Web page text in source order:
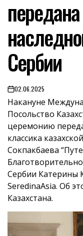
Сербии
on02.06.2025
Накануне
Посольство
церемонию
классика
Сокпакбаева
Сербии Катерины
SeredinaAsia. Об
Казахстана.